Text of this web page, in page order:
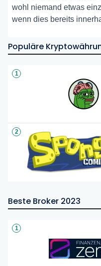
wohl niemand etwas
wenn dies bereits
Populäre
1
2
Beste Broker 2023
1